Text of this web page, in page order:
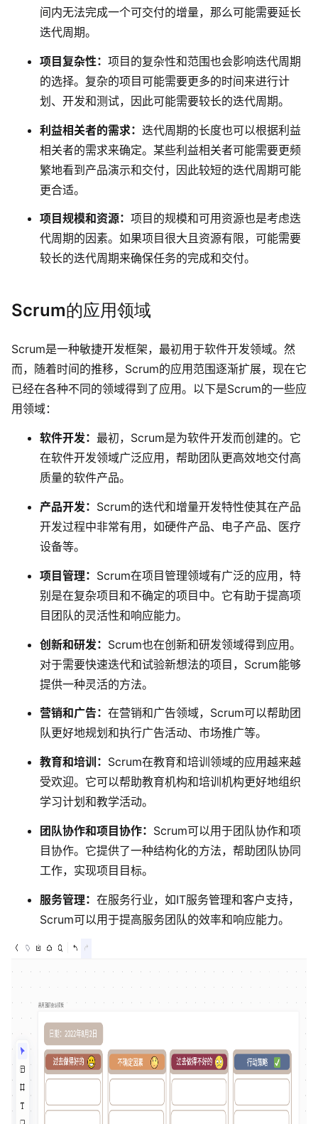
间内无法完成一个可交付的增量，那么可能需要延长
迭代周期。
项目复杂性： 项目的复杂性和范围也会影响迭代周期
的选择。复杂的项目可能需要更多的时间来进行计
划、开发和测试，因此可能需要较长的迭代周期。
利益相关者的需求： 迭代周期的长度也可以根据利益
相关者的需求来确定。某些利益相关者可能需要更频
繁地看到产品演示和交付，因此较短的迭代周期可能
更合适。
项目规模和资源： 项目的规模和可用资源也是考虑迭
代周期的因素。如果项目很大且资源有限，可能需要
较长的迭代周期来确保任务的完成和交付。
Scrum的应用领域
Scrum是一种敏捷开发框架，最初用于软件开发领域。然
而，随着时间的推移，Scrum的应用范围逐渐扩展，现在它
已经在各种不同的领域得到了应用。以下是Scrum的一些应
用领域：
软件开发： 最初，Scrum是为软件开发而创建的。它
在软件开发领域广泛应用，帮助团队更高效地交付高
质量的软件产品。
产品开发： Scrum的迭代和增量开发特性使其在产品
开发过程中非常有用 ，如硬件产品、电子产品、医疗
设备等。
项目管理： Scrum在项目管理领域有广泛的应用，特
别是在复杂项目和不确定的项目中。它有助于提高项
目团队的灵活性和响应能力。
创新和研发： Scrum也在创新和研发领域得到应用。
对于需要快速迭代和试验新想法的项目，Scrum能够
提供一种灵活的方法。
营销和广告： 在营销和广告领域，Scrum可以帮助团
队更好地规划和执行广告活动、市场推广等。
教育和培训 ： Scrum在教育和培训领域的应用越来越
受欢迎。它可以帮助教育机构和培训机构更好地组织
学习计划和教学活动。
团队协作和项目协作： Scrum可以用于团队协作和项
目协作。它提供了一种结构化的方法，帮助团队协同
工作，实现项目目标。
服务管理： 在服务行业，如IT服务管理和客户支持，
Scrum可以用于提高服务团队的效率和响应能力。